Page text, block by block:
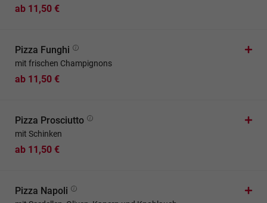
ab 11,50 €
Pizza Funghi
mit frischen Champignons
ab 11,50 €
Pizza Prosciutto
mit Schinken
ab 11,50 €
Pizza Napoli